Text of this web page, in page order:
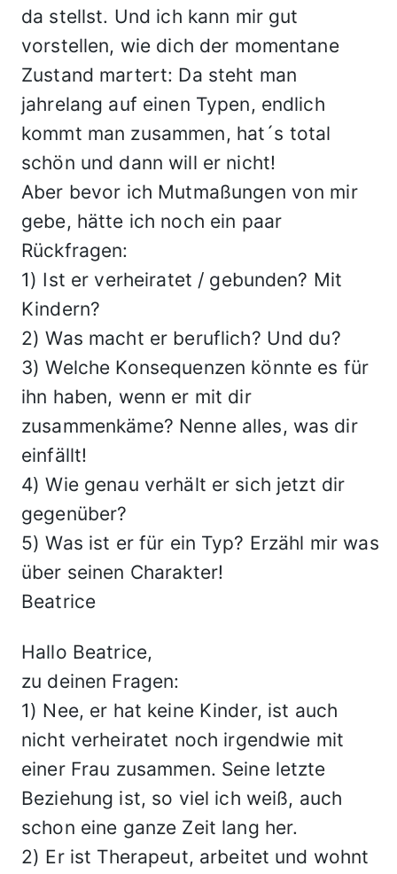
da stellst. Und ich kann mir gut
vorstellen, wie dich der momentane
Zustand martert: Da steht man
jahrelang auf einen Typen, endlich
kommt man zusammen, hat´s total
schön und dann will er nicht!
Aber bevor ich Mutmaßungen von mir
gebe, hätte ich noch ein paar
Rückfragen:
1) Ist er verheiratet / gebunden? Mit
Kindern?
2) Was macht er beruflich? Und du?
3) Welche Konsequenzen könnte es für
ihn haben, wenn er mit dir
zusammenkäme? Nenne alles, was dir
einfällt!
4) Wie genau verhält er sich jetzt dir
gegenüber?
5) Was ist er für ein Typ? Erzähl mir was
über seinen Charakter!
Beatrice
Hallo Beatrice,
zu deinen Fragen:
1) Nee, er hat keine Kinder, ist auch
nicht verheiratet noch irgendwie mit
einer Frau zusammen. Seine letzte
Beziehung ist, so viel ich weiß, auch
schon eine ganze Zeit lang her.
2) Er ist Therapeut, arbeitet und wohnt